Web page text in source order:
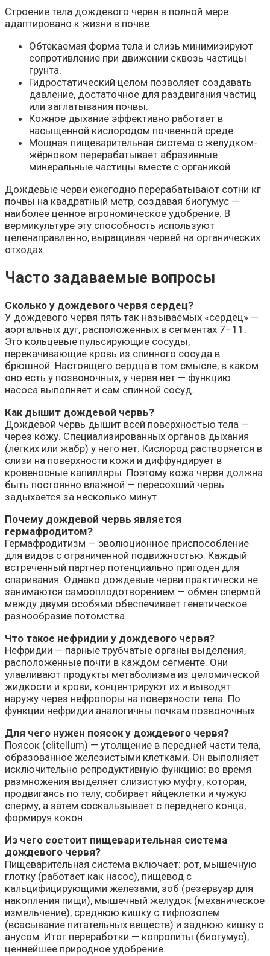
Строение тела дождевого червя в полной мере
адаптировано к жизни в почве:
Обтекаемая форма тела и слизь минимизируют
сопротивление при движении сквозь частицы
грунта.
Гидростатический целом позволяет создавать
давление, достаточное для раздвигания частиц
или заглатывания почвы.
Кожное дыхание эффективно работает в
насыщенной кислородом почвенной среде.
Мощная пищеварительная система с желудком-
жёрновом перерабатывает абразивные
минеральные частицы вместе с органикой.
Дождевые черви ежегодно перерабатывают сотни кг
почвы на квадратный метр, создавая биогумус —
наиболее ценное агрономическое удобрение. В
вермикультуре эту способность используют
целенаправленно, выращивая червей на органических
отходах.
Часто задаваемые вопросы
Сколько у дождевого червя сердец?
У дождевого червя пять так называемых «сердец» —
аортальных дуг, расположенных в сегментах 7–11.
Это кольцевые пульсирующие сосуды,
перекачивающие кровь из спинного сосуда в
брюшной. Настоящего сердца в том смысле, в каком
оно есть у позвоночных, у червя нет — функцию
насоса выполняет и сам спинной сосуд.
Как дышит дождевой червь?
Дождевой червь дышит всей поверхностью тела —
через кожу. Специализированных органов дыхания
(лёгких или жабр) у него нет. Кислород растворяется в
слизи на поверхности кожи и диффундирует в
кровеносные капилляры. Поэтому кожа червя должна
быть постоянно влажной — пересохший червь
задыхается за несколько минут.
Почему дождевой червь является
гермафродитом?
Гермафродитизм — эволюционное приспособление
для видов с ограниченной подвижностью. Каждый
встреченный партнёр потенциально пригоден для
спаривания. Однако дождевые черви практически не
занимаются самооплодотворением — обмен спермой
между двумя особями обеспечивает генетическое
разнообразие потомства.
Что такое нефридии у дождевого червя?
Нефридии — парные трубчатые органы выделения,
расположенные почти в каждом сегменте. Они
улавливают продукты метаболизма из целомической
жидкости и крови, концентрируют их и выводят
наружу через нефропоры на поверхности тела. По
функции нефридии аналогичны почкам позвоночных.
Для чего нужен поясок у дождевого червя?
Поясок (clitellum) — утолщение в передней части тела,
образованное железистыми клетками. Он выполняет
исключительно репродуктивную функцию: во время
размножения выделяет слизистую муфту, которая,
продвигаясь по телу, собирает яйцеклетки и чужую
сперму, а затем соскальзывает с переднего конца,
формируя кокон.
Из чего состоит пищеварительная система
дождевого червя?
Пищеварительная система включает: рот, мышечную
глотку (работает как насос), пищевод с
кальцифицирующими железами, зоб (резервуар для
накопления пищи), мышечный желудок (механическое
измельчение), среднюю кишку с тифлозолем
(всасывание питательных веществ) и заднюю кишку с
анусом. Итог переработки — копролиты (биогумус),
ценнейшее природное удобрение.